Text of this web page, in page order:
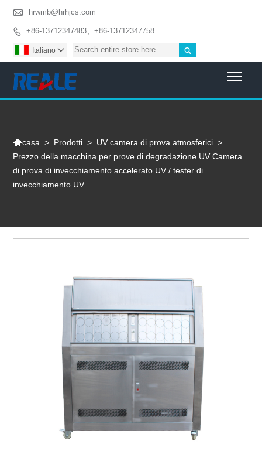
 hrwmb@hrhjcs.com
 +86-13712347483、+86-13712347758

Italiano 
casa > Prodotti > UV camera di prova atmosferici >
Prezzo della macchina per prove di degradazione UV Camera
di prova di invecchiamento accelerato UV / tester di
invecchiamento UV